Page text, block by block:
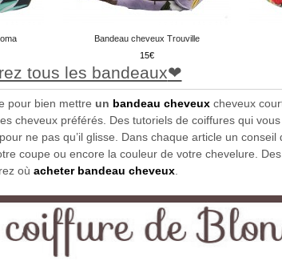
Bandeau cheveux Trouville
15
tous les bandeaux
pour bien mettre un bandeau cheveux cheveux
cheveux préférés. Des tutoriels de coiffures qui
ne pas qu’il glisse. Dans chaque article un
coupe ou encore la couleur de votre chevelure.
où acheter bandeau cheveux